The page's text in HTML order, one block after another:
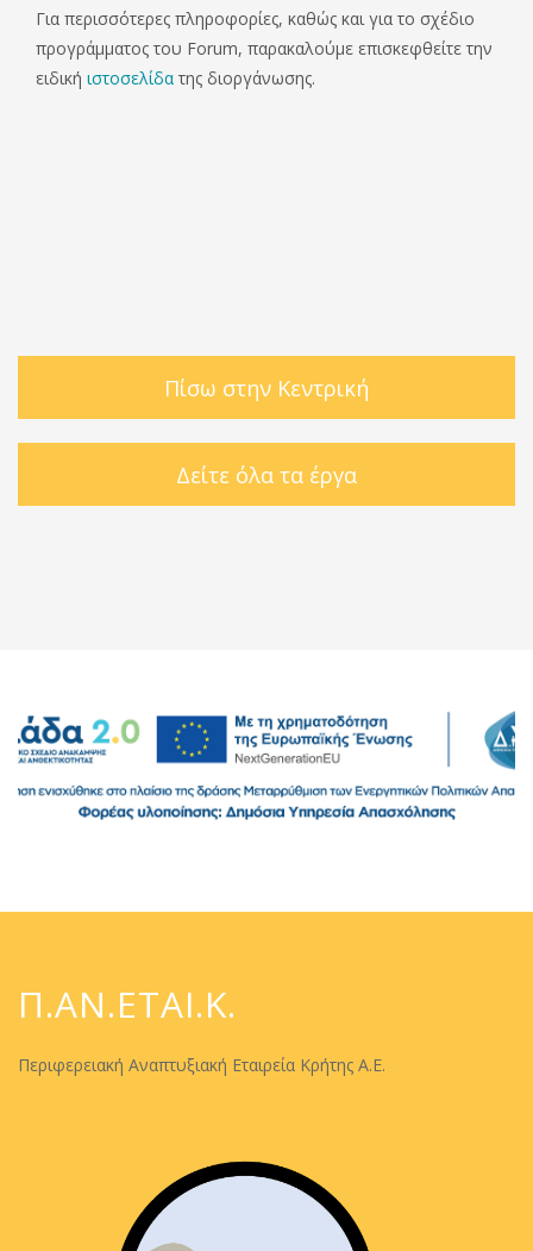
Για περισσότερες πληροφορίες, καθώς και για το σχέδιο
προγράμματος του Forum, παρακαλούμε επισκεφθείτε την
ειδική ιστοσελίδα της διοργάνωσης.
Πίσω στην Κεντρική
Δείτε όλα τα έργα
Π.ΑΝ.ΕΤΑΙ.Κ.
Περιφερειακή Αναπτυξιακή Εταιρεία Κρήτης Α.Ε.